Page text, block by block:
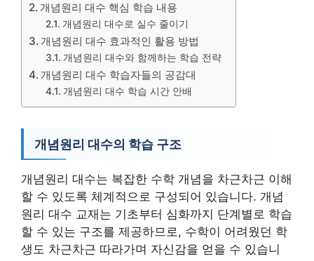
개념원리 대수 핵심 학습 내용
개념원리 대수로 실수 줄이기
개념원리 대수 효과적인 활용 방법
개념원리 대수와 함께하는 학습 전략
개념원리 대수 학습자들의 공감대
개념원리 대수 학습 시간 안배
개념원리 대수의 학습 구조
개념원리 대수는 복잡한 수학 개념을 차근차근 이해
할 수 있도록 체계적으로 구성되어 있습니다. 개념
원리 대수 교재는 기초부터 심화까지 단계별로 학습
할 수 있는 구조를 제공하므로, 수학이 어려웠던 학
생도 차근차근 따라가며 자신감을 얻을 수 있습니